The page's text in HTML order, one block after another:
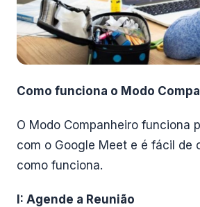
Como funciona o Modo
O Modo Companheiro funciona
com o Google Meet e é fácil de
como funciona.
I: Agende a Reunião